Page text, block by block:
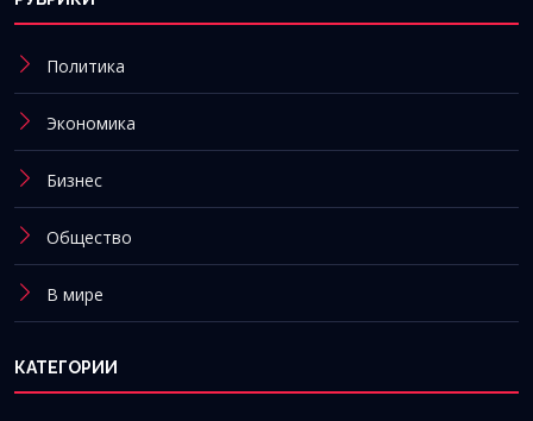
Политика
Экономика
Бизнес
Общество
В мире
КАТЕГОРИИ